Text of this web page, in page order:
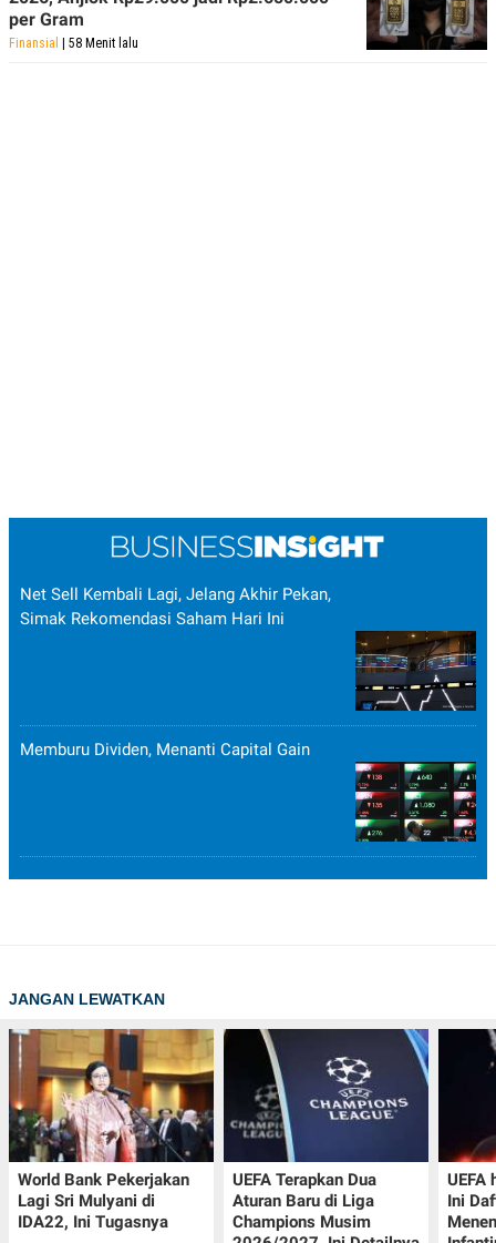
per Gram
Finansial | 58 Menit lalu
Net Sell Kembali Lagi, Jelang Akhir Pekan,
Simak Rekomendasi Saham Hari Ini
Memburu Dividen, Menanti Capital Gain
JANGAN LEWATKAN
World Bank Pekerjakan
Lagi Sri Mulyani di
IDA22, Ini Tugasnya
UEFA Terapkan Dua
Aturan Baru di Liga
Champions Musim
UEFA
Ini